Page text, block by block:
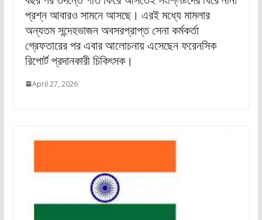
প্রশ্ন আবারও সামনে আসছে। এরই মধ্যে মামলার
অন্যতম সন্দেহভাজন অবসরপ্রাপ্ত সেনা কর্মকর্তা
গ্রেফতারের পর এবার আলোচনায় এসেছেন ফরেনসিক
রিপোর্ট প্রদানকারী চিকিৎসক।
April 27, 2026